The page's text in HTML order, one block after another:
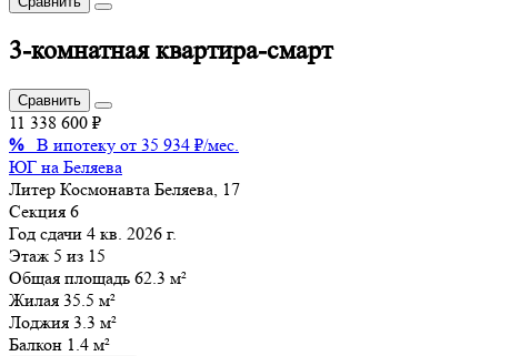
3-комнатная квартира-смарт
Сравнить
11 338 600 ₽
%В ипотеку от 35 934 ₽/мес.
ЮГ на Беляева
Литер Космонавта Беляева, 17
Секция 6
Год сдачи 4 кв. 2026 г.
Этаж 5 из 15
Общая площадь 62.3 м²
Жилая 35.5 м²
Лоджия 3.3 м²
Балкон 1.4 м²